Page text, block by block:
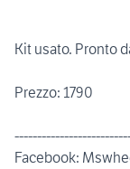
Kit usato. Pronto
Prezzo: 1790
Facebook: